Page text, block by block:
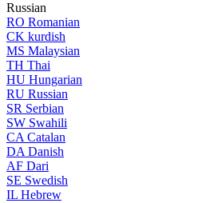
Russian
RO Romanian
CK kurdish
MS Malaysian
TH Thai
HU Hungarian
RU Russian
SR Serbian
SW Swahili
CA Catalan
DA Danish
AF Dari
SE Swedish
IL Hebrew